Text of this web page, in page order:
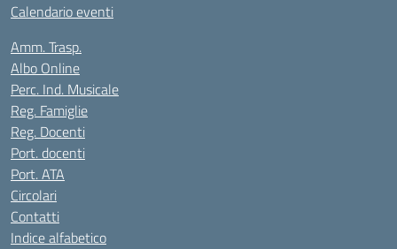
Calendario eventi
Amm. Trasp.
Albo Online
Perc. Ind. Musicale
Reg. Famiglie
Reg. Docenti
Port. docenti
Port. ATA
Circolari
Contatti
Indice alfabetico